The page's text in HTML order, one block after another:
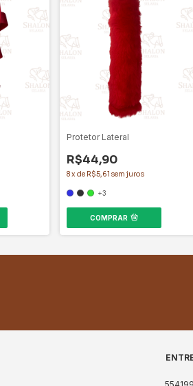
Protetor Lateral
R$44,90
8xde R$5,61 sem juros
+3
COMPRAR